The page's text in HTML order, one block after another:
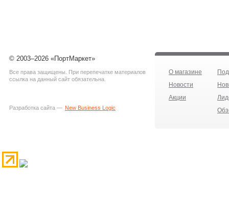
© 2003–2026 «ПортМаркет»
Все права защищены. При перепечатке материалов
ссылка на данный сайт обязательна.
Разработка сайта — New Business Logic
О магазине
Новости
Акции